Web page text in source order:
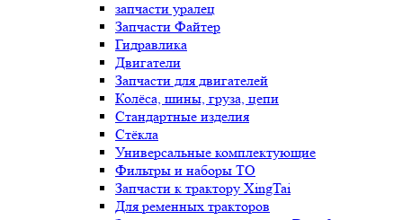
запчасти уралец
Запчасти Файтер
Гидравлика
Двигатели
Запчасти для двигателей
Колёса, шины, груза, цепи
Стандартные изделия
Стёкла
Универсальные комплектующие
Фильтры и наборы ТО
Запчасти к трактору XingTai
Для ременных тракторов